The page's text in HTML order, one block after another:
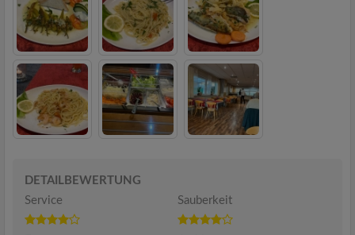
DETAILBEWERTUNG
Service
Sauberkeit